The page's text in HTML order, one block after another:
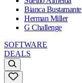
Bianca Bustamante
Herman Miller
G Challenge
SOFTWARE
DEALS